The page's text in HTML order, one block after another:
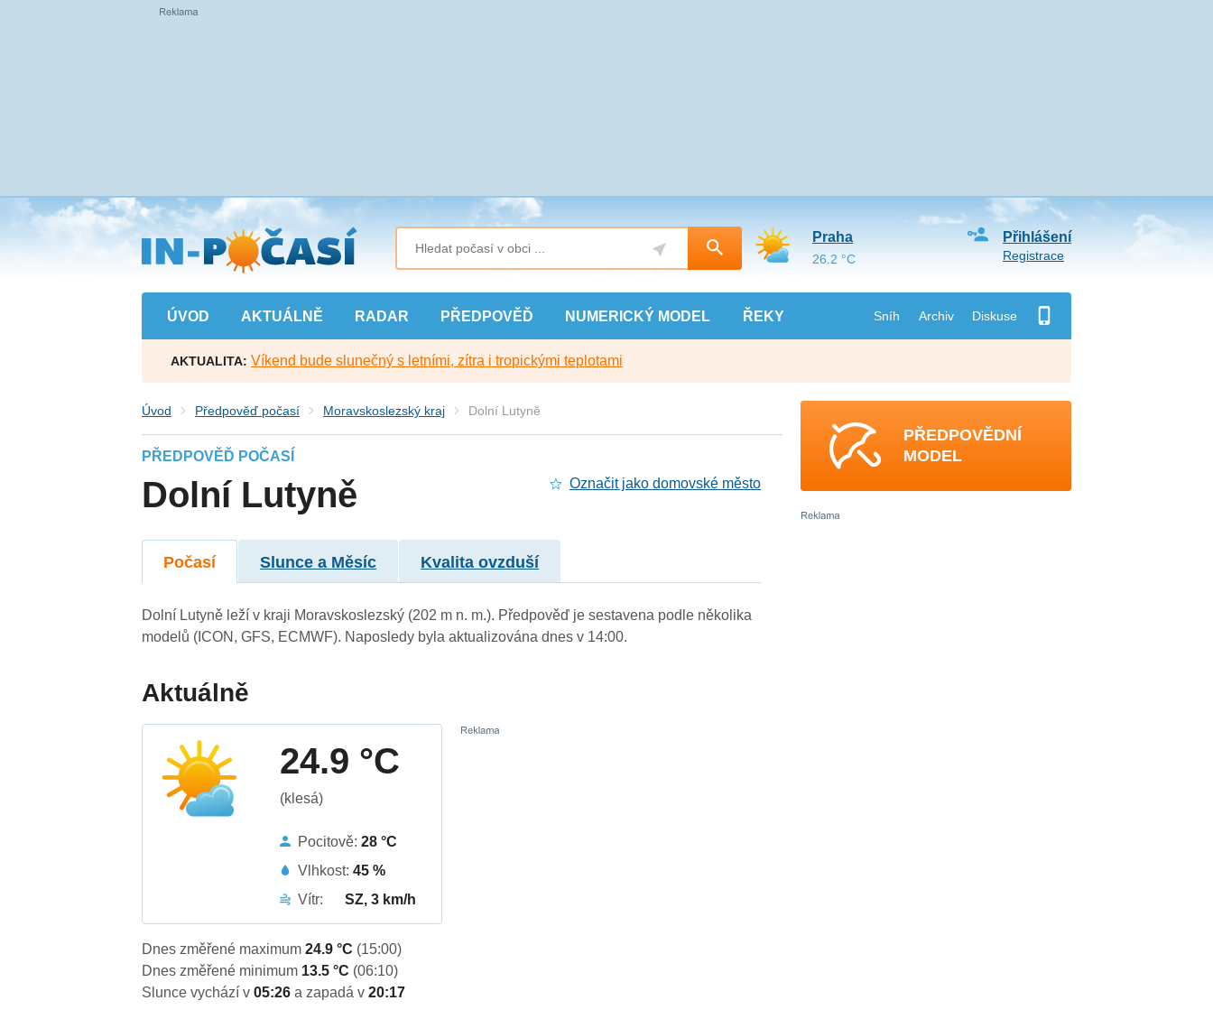
Přejít
na
hlavní
obsah
ÚVOD AKTUÁLNĚ RADAR PŘEDPOVĚĎ NUMERICKÝ MODEL ŘEKY Sníh Archiv Diskuse
Přihlášení
Registrace
Praha
26.2 °C
AKTUALITA: Víkend bude slunečný s letními, zítra i tropickými teplotami
Úvod Předpověď počasí Moravskoslezský kraj Dolní Lutyně
PŘEDPOVĚĎ POČASÍ
Dolní Lutyně Označit jako domovské město
Počasí Slunce a Měsíc Kvalita ovzduší
Dolní Lutyně leží v kraji Moravskoslezský (202 m n. m.). Předpověď je sestavena podle několika
modelů (ICON, GFS, ECMWF). Naposledy byla aktualizována dnes v 14:00.
Aktuálně
24.9 °C
(klesá)
Pocitově:28 °C
Vlhkost:45 %
Vítr:
SZ, 3 km/h
Dnes změřené maximum24.9 °C (15:00)
Dnes změřené minimum 13.5 °C (06:10)
Slunce vychází v05:26a zapadá v20:17
PŘEDPOVĚDNÍ
MODEL